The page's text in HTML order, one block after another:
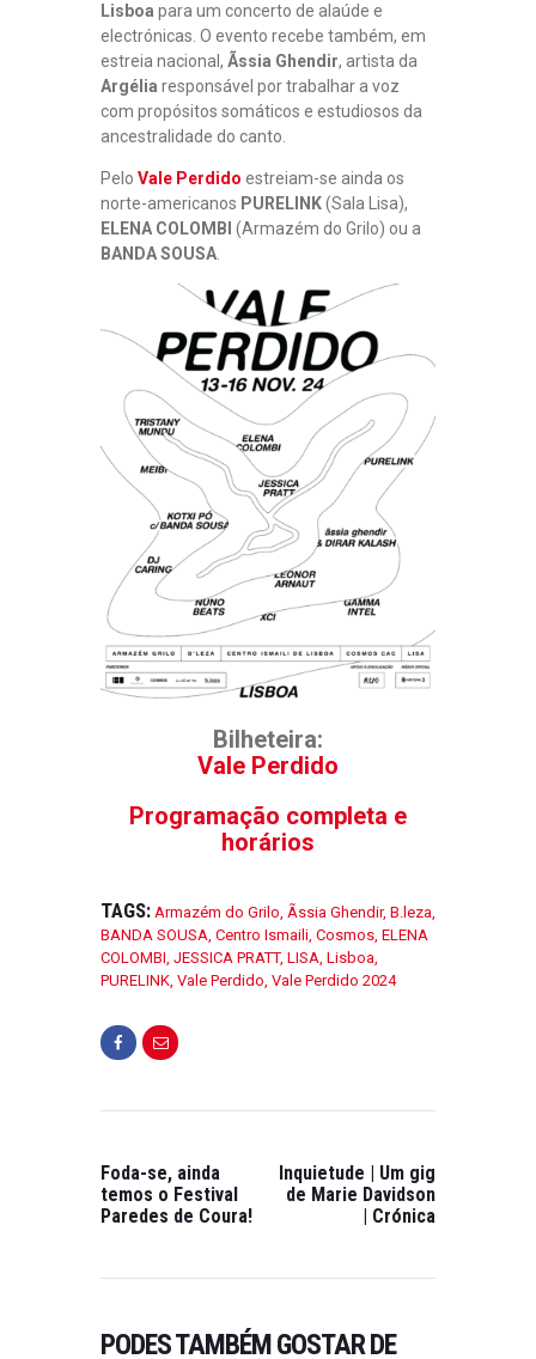
Lisboa para um concerto de alaúde e
electrónicas. O evento recebe também, em
estreia nacional, Ãssia Ghendir, artista da
Argélia responsável por trabalhar a voz
com propósitos somáticos e estudiosos da
ancestralidade do canto.
Pelo Vale Perdido estreiam-se ainda os
norte-americanos PURELINK(Sala Lisa),
ELENA COLOMBI (Armazém do Grilo) ou a
BANDA SOUSA.
Bilheteira:
Vale Perdido
Programação completa e
horários
TAGS: Armazém do Grilo Ãssia Ghendir, B.leza
BANDA SOUSA Centro Ismaili Cosmos ELENA
COLOMBI JESSICA PRATT, LISA Lisboa
PURELINK Vale Perdido Vale Perdido 2024
Foda-se, ainda
temos o Festival
Paredes de Coura!
Inquietude | Um gig
de Marie Davidson
| Crónica
PODES TAMBÉM GOSTAR DE